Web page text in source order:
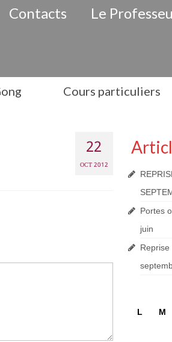
Contacts Le
Cours particuliers
22
OCT 2012
Portes
juin
L
M